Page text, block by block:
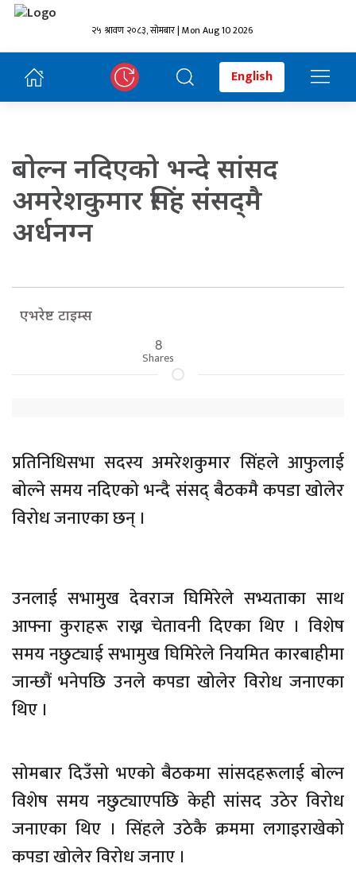
२५ श्रावण २०८३, सोमबार | Mon Aug 10 2026
English
बोल्न नदिएको भन्दे सांसद
अमरेशकुमार सिंह संसद्‌मै
अर्धनग्न
एभरेष्ट टाइम्स
8
Shares
प्रतिनिधिसभा सदस्य अमरेशकुमार सिंहले आफुलाई
बोल्ने समय नदिएको भन्दै संसद्‌ बैठकमै कपडा खोलेर
विरोध जनाएका छन् ।
उनलाई सभामुख देवराज घिमिरेले सभ्यताका साथ
आफ्ना कुराहरू राख्न चेतावनी दिएका थिए । विशेष
समय नछुट्याई सभामुख घिमिरेले नियमित कारबाहीमा
जान्छौं भनेपछि उनले कपडा खोलेर विरोध जनाएका
थिए ।
सोमबार दिउँसो भएको बैठकमा सांसदहरूलाई बोल्न
विशेष समय नछुट्याएपछि केही सांसद उठेर विरोध
जनाएका थिए । सिंहले उठेकै क्रममा लगाइराखेको
कपडा खोलेर विरोध जनाए ।